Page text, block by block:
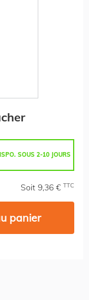
SOUS 2-10 JOURS
Soit 9,36 € TTC
panier